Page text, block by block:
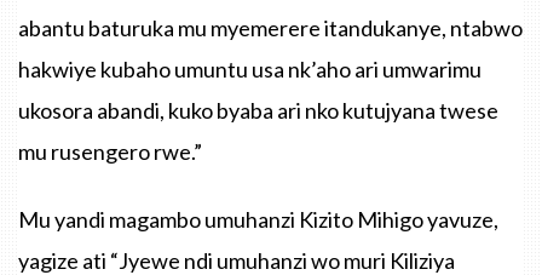
abantu baturuka mu myemerere itandukanye, ntabwo
hakwiye kubaho umuntu usa nk’aho ari umwarimu
ukosora abandi, kuko byaba ari nko kutujyana twese
mu rusengero rwe.”
Mu yandi magambo umuhanzi Kizito Mihigo yavuze,
yagize ati “Jyewe ndi umuhanzi wo muri Kiliziya